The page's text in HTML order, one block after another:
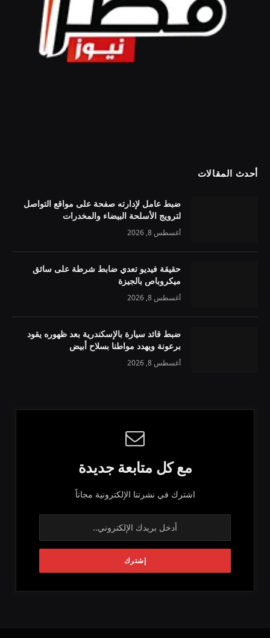
أحدث المقالات
ضبط عامل لإدارته صفحة على مواقع التواصل
لترويج الأسلحة البيضاء والمخدرات
أغسطس 8, 2026
حقيقة فيديو تعدي ضابط شرطة على سائق
ميكروباص بالجيزة
أغسطس 8, 2026
ضبط قائد سيارة بالإسكندرية بعد ظهوره يقود
برعونة ويهدد مواطنا بسلاح أبيض
أغسطس 8, 2026
مع كل متابعة جديدة
اشترك في نشرتنا الإلكترونية مجاناً